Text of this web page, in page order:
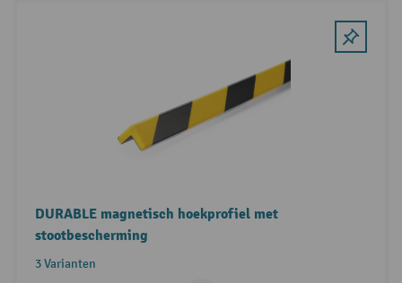
DURABLE magnetisch hoekprofiel met
stootbescherming
3 Varianten